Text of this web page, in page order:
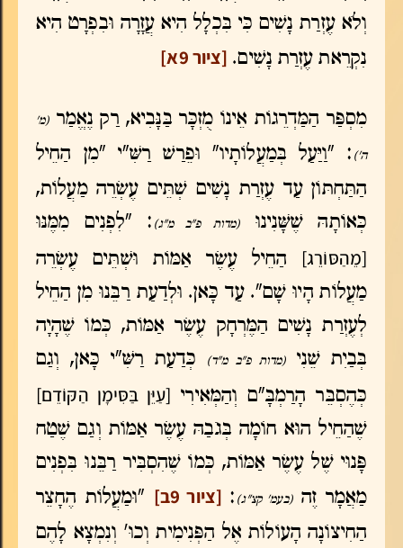
וְלֹא עֶזְרַת נָשִׁים כִּי בִּכְלָל הִיא עֲזָרָה וּבִפְרָט הִיא
נִקְרֵאת עֶזְרַת נָשִׁים. [ציור 9א]
מִסְפַּר הַמַּדְרֵגוֹת אֵינוֹ מֻזְכָּר בַּנָּבִיא, רַק נֶאֱמַר (מ'
ה') : "וַיַּעַל בְּמַעֲלוֹתָיו" וּפֵרַשׁ רַשִּׁ"י "מִן הַחֵיל
הַתַּחְתּוֹן עַד עֶזְרַת נָשִׁים שְׁתֵּים עֶשְׂרֵה מַעֲלוֹת,
כְּאוֹתָהּ שֶׁשָּׁנִינוּ
(מדות פ"ב מ"ג) : "לִפְנִים מִמֶּנּוּ
[מֵהַסּוֹרֵג]
הַחֵיל עֶשֶׂר אַמּוֹת וּשְׁתֵּים עֶשְׂרֵה
מַעֲלוֹת הָיוּ שָׁם". עַד כָּאן. וּלְדַעַת רַבֵּנוּ מִן הַחֵיל
לְעֶזְרַת נָשִׁים הַמֶּרְחָק עֶשֶׂר אַמּוֹת, כְּמוֹ שֶׁהָיָה
בְּבַיִת שֵׁנִי
(מדות פ"ב מ"ד)
כְּדַעַת רַשִּׁ"י כָּאן, וְגַם
כְּהֶסְבֵּר הָרַמְבָּ"ם וְהַמְּאִירִי [עַיֵּן בַּסִּימָן הַקּוֹדֵם]
שֶׁהַחֵיל הוּא חוֹמָה בְּגֹבַהּ עֶשֶׂר אַמּוֹת וְגַם שֶׁטַח
פָּנוּי שֶׁל עֶשֶׂר אַמּוֹת, כְּמוֹ שֶׁהִסְבִּיר רַבֵּנוּ בִּפְנִים
מַאֲמָר זֶה(בעמ' קצ"ג) : [ציור 9ב]
"וּמַעֲלוֹת הֶחָצֵר
הַחִיצוֹנָה הָעוֹלוֹת אֶל הַפְּנִימִית וְכוּ' וְנִמְצָא לָהֶם